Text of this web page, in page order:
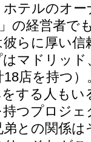
テルのオ
の経営者で
らに厚い
マドリッ
18店を持
をする人も
つプロジ
との関係は